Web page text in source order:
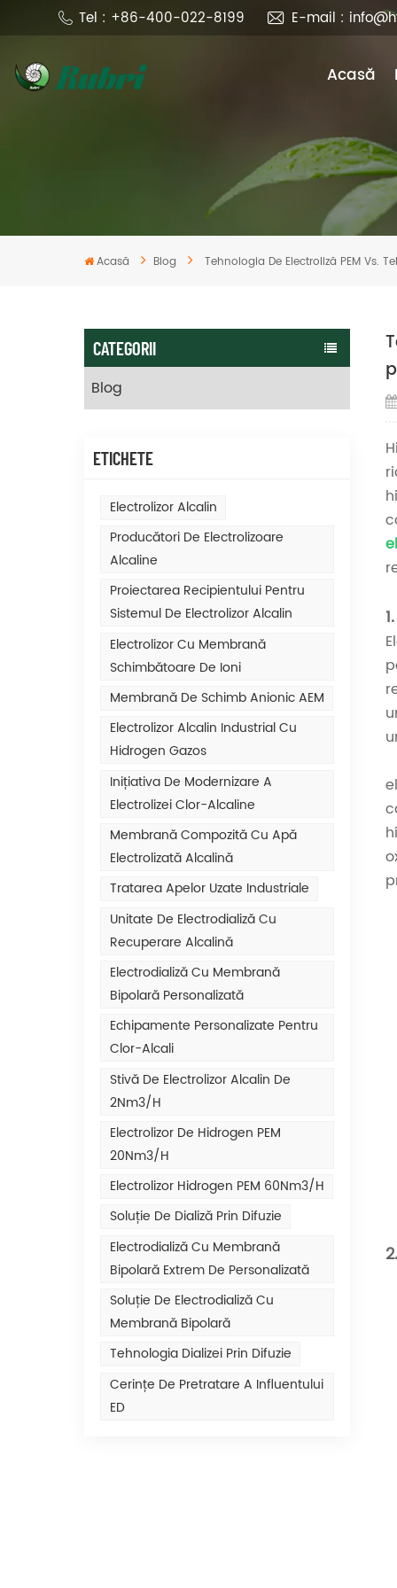
Tel : +86-400-022-8199 E-mail :
Acasă
Acasă Blog Tehnologia De Electroliză PEM Vs.
CATEGORII
Blog
ETICHETE
Electrolizor Alcalin
Producători De Electrolizoare
Alcaline
Proiectarea Recipientului Pentru
Sistemul De Electrolizor Alcalin
Electrolizor Cu Membrană
Schimbătoare De Ioni
Membrană De Schimb Anionic AEM
Electrolizor Alcalin Industrial Cu
Hidrogen Gazos
Inițiativa De Modernizare A
Electrolizei Clor-Alcaline
Membrană Compozită Cu Apă
Electrolizată Alcalină
Tratarea Apelor Uzate Industriale
Unitate De Electrodializă Cu
Recuperare Alcalină
Electrodializă Cu Membrană
Bipolară Personalizată
Echipamente Personalizate Pentru
Clor-Alcali
Stivă De Electrolizor Alcalin De
2Nm3/h
Electrolizor De Hidrogen PEM
20Nm3/h
Electrolizor Hidrogen PEM 60Nm3/h
Soluție De Dializă Prin Difuzie
Electrodializă Cu Membrană
Bipolară Extrem De Personalizată
Soluție De Electrodializă Cu
Membrană Bipolară
Tehnologia Dializei Prin Difuzie
Cerințe De Pretratare A Influentului
ED